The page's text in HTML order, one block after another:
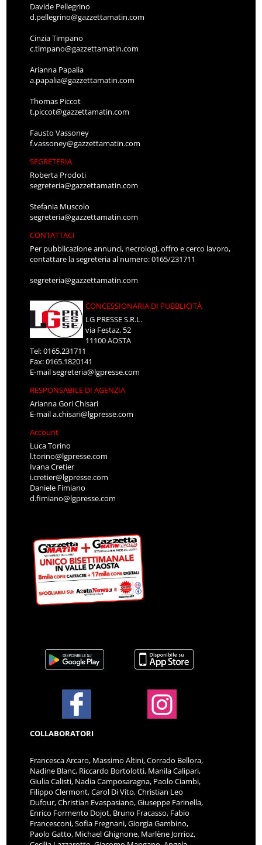
Davide Pellegrino
d.pellegrino@gazzettamatin.com
Cinzia Timpano
c.timpano@gazzettamatin.com
Arianna Papalia
a.papalia@gazzettamatin.com
Thomas Piccot
t.piccot@gazzettamatin.com
Fausto Vassoney
f.vassoney@gazzettamatin.com
SEGRETERIA
Roberta Prodoti
segreteria@gazzettamatin.com
Stefania Muscolo
segreteria@gazzettamatin.com
CONTATTACI
Per pubblicazione annunci, necrologi, offro e cerco lavoro,
contattare la segreteria al numero: 0165/231711
segreteria@gazzettamatin.com
CONCESSIONARIA DI PUBBLICITÀ
LG PRESSE S.R.L.
via Festaz, 52
11100 AOSTA
Tel: 0165.231711
Fax: 0165.1820141
E-mailsegreteria@lgpresse.com
RESPONSABILE DI AGENZIA
Arianna Gori Chisari
E-maila.chisari@lgpresse.com
Account
Luca Torino
l.torino@lgpresse.com
Ivana Cretier
i.cretier@lgpresse.com
Daniele Fimiano
d.fimiano@lgpresse.com
COLLABORATORI
Francesca Arcaro, Massimo Altini, Corrado Bellora,
Nadine Blanc, Riccardo Bortolotti, Manila Calipari,
Giulia Calisti, Nadia Camposaragna, Paolo Ciambi,
Filippo Clermont, Carol Di Vito, Christian Leo
Dufour, Christian Evaspasiano, Giuseppe Farinella,
Enrico Formento Dojot, Bruno Fracasso, Fabio
Francesconi, Sofia Fregnani, Giorgia Gambino,
Paolo Gatto, Michael Ghignone, Marlène Jorrioz,